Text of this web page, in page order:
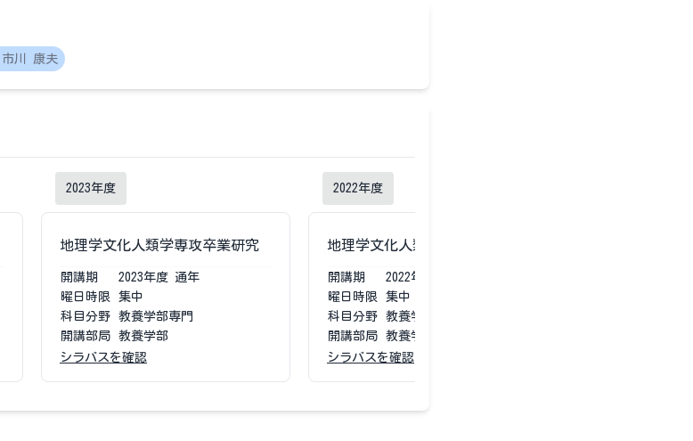
市川 康夫
2023年度
地理学文化人類学専攻卒業研究
開講期 2023年度 通年
曜日時限
集中
科目分野
教養学部専門
開講部局
教養学部
シラバスを確認
2022年度
地理学文化人類学専攻卒業研究
開講期 2022年度
曜日時限
集中
科目分野
教養学部専門
開講部局
教養学部
シラバスを確認